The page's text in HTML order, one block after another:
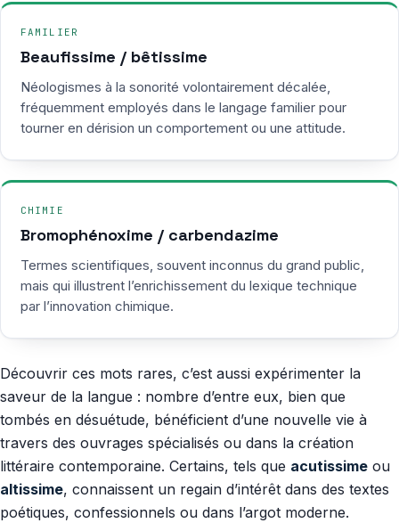
FAMILIER
Beaufissime / bêtissime
Néologismes à la sonorité volontairement décalée,
fréquemment employés dans le langage familier pour
tourner en dérision un comportement ou une attitude.
CHIMIE
Bromophénoxime / carbendazime
Termes scientifiques, souvent inconnus du grand public,
mais qui illustrent l’enrichissement du lexique technique
par l’innovation chimique.
Découvrir ces mots rares, c’est aussi expérimenter la
saveur de la langue : nombre d’entre eux, bien que
tombés en désuétude, bénéficient d’une nouvelle vie à
travers des ouvrages spécialisés ou dans la création
littéraire contemporaine. Certains, tels que acutissime ou
altissime, connaissent un regain d’intérêt dans des textes
poétiques, confessionnels ou dans l’argot moderne.